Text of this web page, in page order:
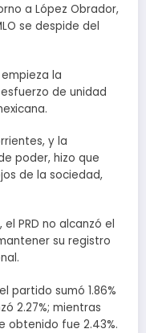
a López Obrador,
se despide del
la
de unidad
y la
poder, hizo que
de la sociedad,
PRD no alcanzó el
su registro
partido sumó 1.86%
2.27%; mientras
obtenido fue 2.43%.